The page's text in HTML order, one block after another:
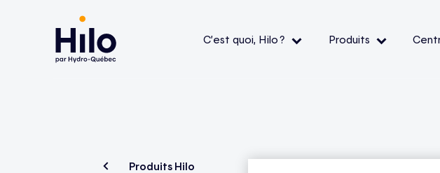
C’est quoi, Hilo ? Produits
Produits Hilo